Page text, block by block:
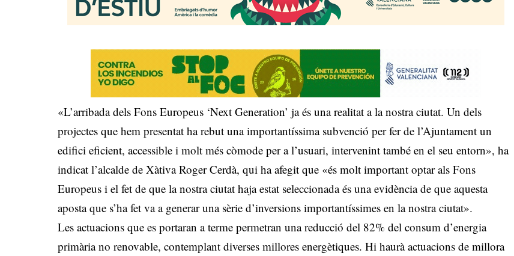
«L’arribada dels Fons Europeus ‘Next Generation’ ja és una realitat a la nostra ciutat. Un dels
projectes que hem presentat ha rebut una importantíssima subvenció per fer de l’Ajuntament un
edifici eficient, accessible i molt més còmode per a l’usuari, intervenint també en el seu entorn», ha
indicat l’alcalde de Xàtiva Roger Cerdà, qui ha afegit que «és molt important optar als Fons
Europeus i el fet de que la nostra ciutat haja estat seleccionada és una evidència de que aquesta
aposta que s’ha fet va a generar una sèrie d’inversions importantíssimes en la nostra ciutat».
Les actuacions que es portaran a terme permetran una reducció del 82% del consum d’energia
primària no renovable, contemplant diverses millores energètiques. Hi haurà actuacions de millora